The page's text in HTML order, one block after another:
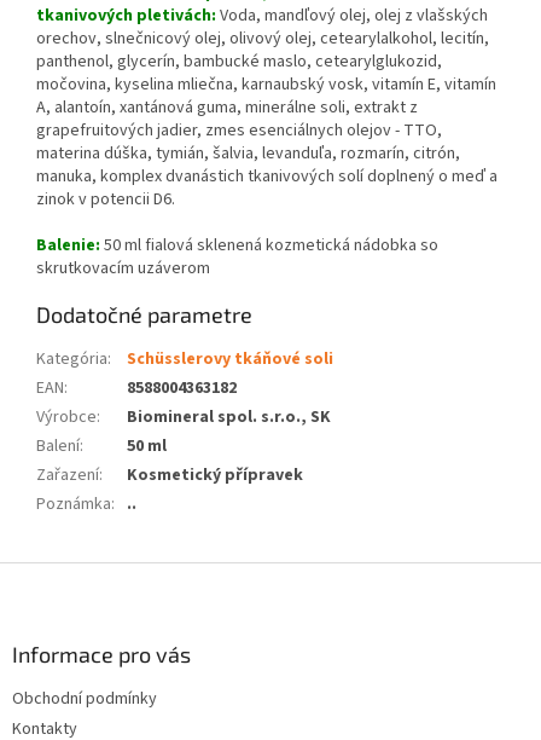
tkanivových pletivách: Voda, mandľový olej, olej z vlašských
orechov, slnečnicový olej, olivový olej, cetearylalkohol, lecitín,
panthenol, glycerín, bambucké maslo, cetearylglukozid,
močovina, kyselina mliečna, karnaubský vosk, vitamín E, vitamín
A, alantoín, xantánová guma, minerálne soli, extrakt z
grapefruitových jadier, zmes esenciálnych olejov - TTO,
materina dúška, tymián, šalvia, levanduľa, rozmarín, citrón,
manuka, komplex dvanástich tkanivových solí doplnený o meď a
zinok v potencii D6.
Balenie: 50 ml fialová sklenená kozmetická nádobka so
skrutkovacím uzáverom
Dodatočné parametre
Kategória:
Schüsslerovy tkáňové soli
EAN:
8588004363182
Výrobce:
Biomineral spol. s.r.o., SK
Balení:
50 ml
Zařazení:
Kosmetický přípravek
Poznámka: ..
Informace pro vás
Obchodní podmínky
Kontakty